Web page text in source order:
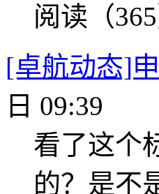
阅读（365
[卓航动态]
日 09:39
看了这个
的？是不